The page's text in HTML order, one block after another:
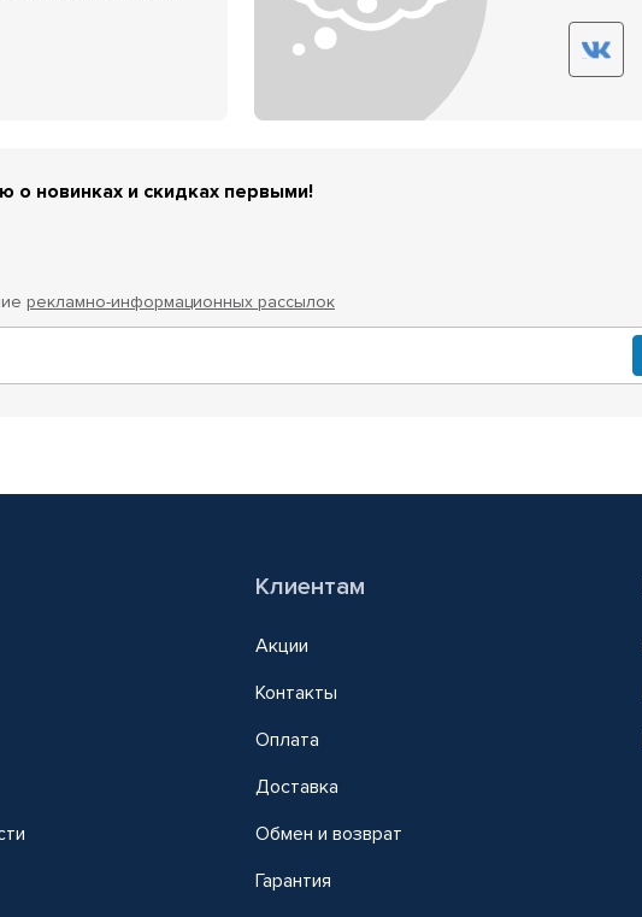
о новинках и скидках первыми!
рекламно-информационных рассылок
Клиентам
Акции
Контакты
Оплата
Доставка
Обмен и возврат
Гарантия